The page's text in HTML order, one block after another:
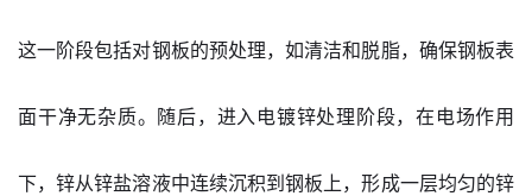
这一阶段包括对钢板的预处理，如清洁和脱脂，确保钢板表
面干净无杂质。随后，进入电镀锌处理阶段，在电场作用
下，锌从锌盐溶液中连续沉积到钢板上，形成一层均匀的锌